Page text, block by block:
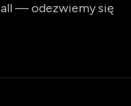
— odezwiemy się